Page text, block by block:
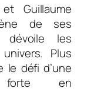
Guillaume
de ses
dévoile les
Plus
le défi d’une
forte en